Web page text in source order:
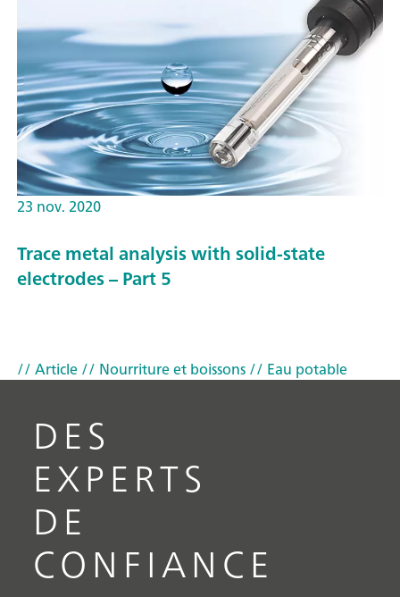
23 nov. 2020
Trace metal analysis with solid-state
electrodes – Part 5
// Article// Nourriture et boissons// Eau potable
DES
EXPERTS
DE
CONFIANCE